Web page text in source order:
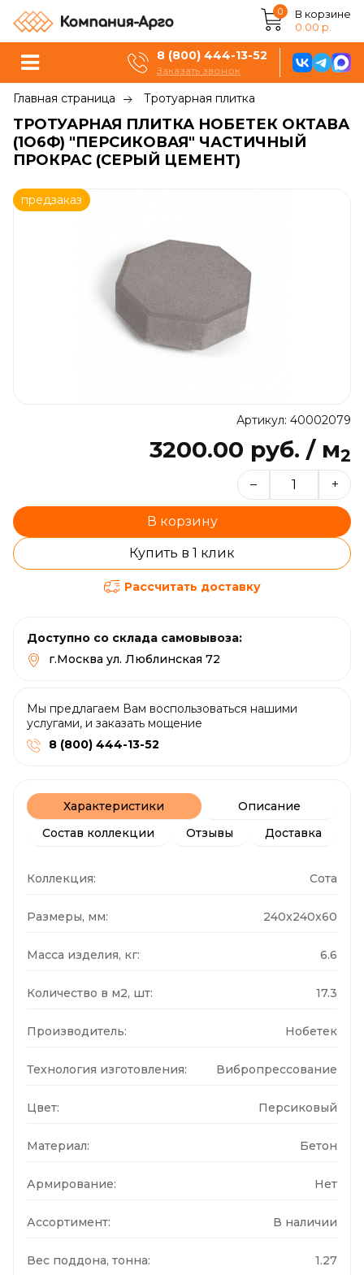
0
В корзине
0.00 р.
8 (800) 444-13-52
Заказать звонок
Главная страница Тротуарная плитка
ТРОТУАРНАЯ ПЛИТКА НОБЕТЕК ОКТАВА
(1О6Ф) "ПЕРСИКОВАЯ" ЧАСТИЧНЫЙ
ПРОКРАС (СЕРЫЙ ЦЕМЕНТ)
предзаказ
Артикул: 40002079
3200.00 руб. / м2
– +
В корзину
Купить в 1 клик
Рассчитать доставку
Доступно со склада самовывоза:
г.Москва ул. Люблинская 72
Мы предлагаем Вам воспользоваться нашими
услугами, и заказать мощение
8 (800) 444-13-52
Характеристики
Описание
Состав коллекции
Отзывы Доставка
Коллекция: Сота
Размеры, мм: 240x240x60
Масса изделия, кг: 6.6
Количество в м2, шт: 17.3
Производитель: Нобетек
Технология изготовления: Вибропрессование
Цвет: Персиковый
Материал: Бетон
Армирование: Нет
Ассортимент: В наличии
Вес поддона, тонна: 1.27